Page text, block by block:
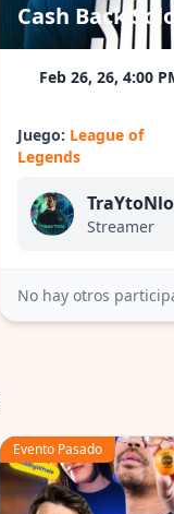
Cash Back
Feb 26, 26, 4:00
Juego: League of
Legends
Streamer
No hay otros
Evento Pasado